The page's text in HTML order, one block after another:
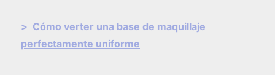
> Cómo verter una base de maquillaje
perfectamente uniforme